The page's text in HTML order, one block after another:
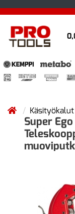
Käsityökalut
Super